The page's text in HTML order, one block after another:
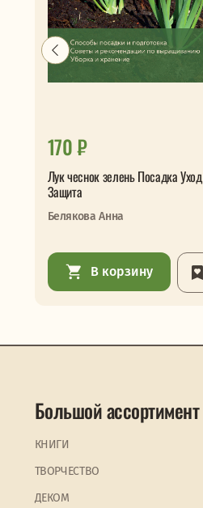
170 ₽
Лук чеснок зелень Посадка Уход
Защита
Белякова Анна
В корзину
Большой ассортимент
КНИГИ
ТВОРЧЕСТВО
ДЕКОМ